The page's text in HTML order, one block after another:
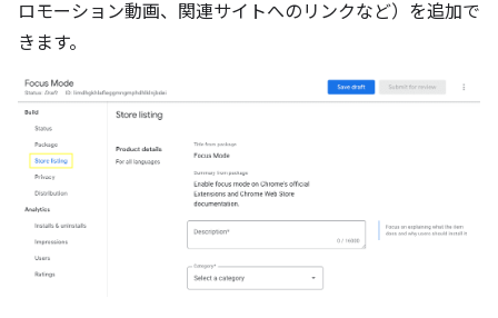
ロモーション動画、関連サイトへのリンクなど）を追加で
きます。